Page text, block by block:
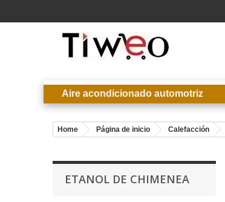
Aire acondicionado automotriz
Home Página de inicio Calefacción
ETANOL DE CHIMENEA